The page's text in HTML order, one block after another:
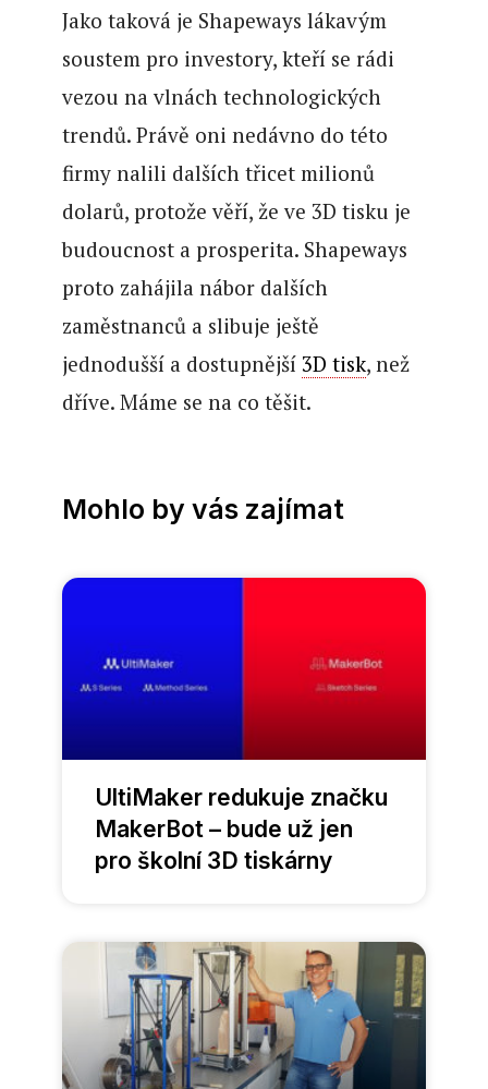
Jako taková je Shapeways lákavým
soustem pro investory, kteří se rádi
vezou na vlnách technologických
trendů. Právě oni nedávno do této
firmy nalili dalších třicet milionů
dolarů, protože věří, že ve 3D tisku je
budoucnost a prosperita. Shapeways
proto zahájila nábor dalších
zaměstnanců a slibuje ještě
jednodušší a dostupnější 3D tisk, než
dříve. Máme se na co těšit.
Mohlo by vás zajímat
UltiMaker redukuje značku
MakerBot – bude už jen
pro školní 3D tiskárny